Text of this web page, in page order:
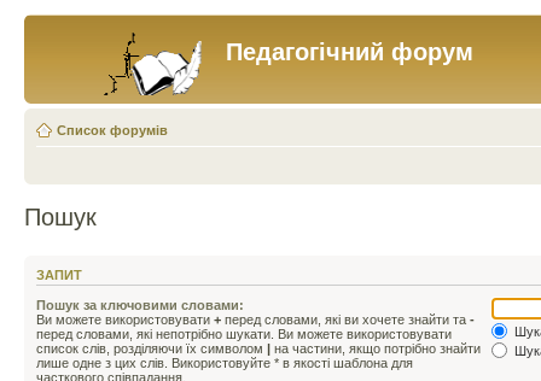
Педагогічний форум
Список форумів
Пошук
ЗАПИТ
Пошук за ключовими словами:
Ви можете використовувати + перед словами, які ви хочете знайти та -
перед словами, які непотрібно шукати. Ви можете використовувати
список слів, розділяючи їх символом | на частини, якщо потрібно знайти
лише одне з цих слів. Використовуйте * в якості шаблона для
часткового співпадання.